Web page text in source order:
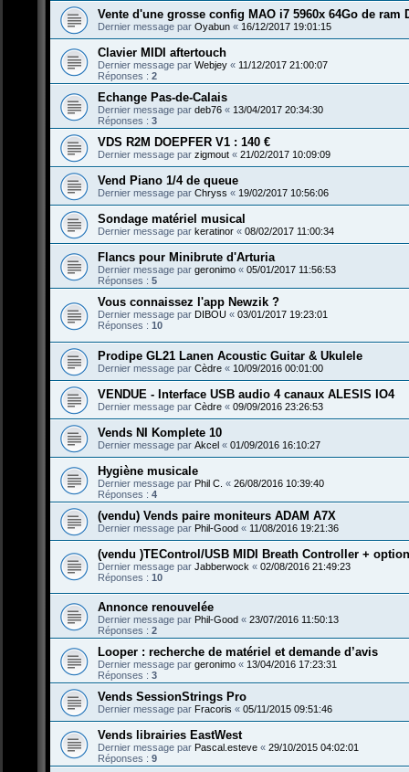
Vente d'une grosse config MAO i7 5960x 64Go de ram
Dernier message par Oyabun « 16/12/2017 19:01:15
Clavier MIDI aftertouch
Dernier message par Webjey « 11/12/2017 21:00:07
Réponses : 2
Echange Pas-de-Calais
Dernier message par deb76 « 13/04/2017 20:34:30
Réponses : 3
VDS R2M DOEPFER V1 : 140 €
Dernier message par zigmout « 21/02/2017 10:09:09
Vend Piano 1/4 de queue
Dernier message par Chryss « 19/02/2017 10:56:06
Sondage matériel musical
Dernier message par keratinor « 08/02/2017 11:00:34
Flancs pour Minibrute d'Arturia
Dernier message par geronimo « 05/01/2017 11:56:53
Réponses : 5
Vous connaissez l'app Newzik ?
Dernier message par DIBOU « 03/01/2017 19:23:01
Réponses : 10
Prodipe GL21 Lanen Acoustic Guitar & Ukulele
Dernier message par Cèdre « 10/09/2016 00:01:00
VENDUE - Interface USB audio 4 canaux ALESIS IO4
Dernier message par Cèdre « 09/09/2016 23:26:53
Vends NI Komplete 10
Dernier message par Akcel « 01/09/2016 16:10:27
Hygiène musicale
Dernier message par Phil C. « 26/08/2016 10:39:40
Réponses : 4
(vendu) Vends paire moniteurs ADAM A7X
Dernier message par Phil-Good « 11/08/2016 19:21:36
(vendu )TEControl/USB MIDI Breath Controller +
Dernier message par Jabberwock « 02/08/2016 21:49:23
Réponses : 10
Annonce renouvelée
Dernier message par Phil-Good « 23/07/2016 11:50:13
Réponses : 2
Looper : recherche de matériel et demande d’avis
Dernier message par geronimo « 13/04/2016 17:23:31
Réponses : 3
Vends SessionStrings Pro
Dernier message par Fracoris « 05/11/2015 09:51:46
Vends librairies EastWest
Dernier message par Pascal.esteve « 29/10/2015 04:02:01
Réponses : 9